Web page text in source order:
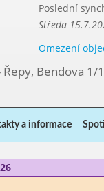
Poslední
Středa
Omezení
Bendova 1/
a informace